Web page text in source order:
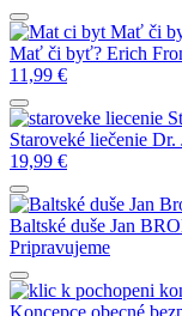
Mať či
Mať či byť? Erich
11,99 €
Staroveké liečenie Dr.
19,99 €
Baltské duše Jan
Pripravujeme
Koncepce obecné